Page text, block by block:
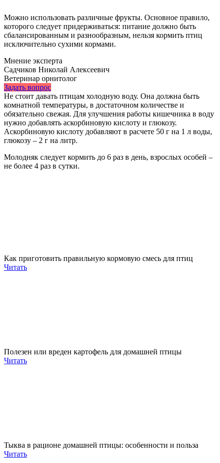
Можно использовать различные фрукты. Основное правило,
которого следует придерживаться: питание должно быть
сбалансированным и разнообразным, нельзя кормить птиц
исключительно сухими кормами.
Мнение эксперта
Садчиков Николай Алексеевич
Ветеринар орнитолог
Задать вопрос
Не стоит давать птицам холодную воду. Она должна быть
комнатной температуры, в достаточном количестве и
обязательно свежая. Для улучшения работы кишечника в воду
нужно добавлять аскорбиновую кислоту и глюкозу.
Аскорбиновую кислоту добавляют в расчете 50 г на 1 л воды,
глюкозу – 2 г на литр.
Молодняк следует кормить до 6 раз в день, взрослых особей –
не более 4 раз в сутки.
Как приготовить правильную кормовую смесь для птиц
Читать
Полезен или вреден картофель для домашней птицы
Читать
Тыква в рационе домашней птицы: особенности и польза
Читать